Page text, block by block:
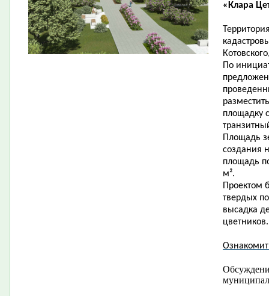
«Клара
По
площадку
Площадь
создания
площадь
м².
Проектом
твердых
высадка
цветников.